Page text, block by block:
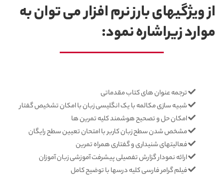
از ویژگیهای بارز نرم افزار می توان به
موارد زیراشاره نمود:
ترجمه عنوان های کتاب مقدماتی
شبیه سازی مکالمه با یک انگلیسی زبان با امکان تشخیص گفتار
امکان حل و تصحیح هوشمند کلیه تمرین ها
مشخص شدن سطح زبان کاربر با امتحان تعیین سطح رایگان
فعالیتهای شنیداری و گفتاری همراه تمرین
ارائه نمودار گزارش تفصیلی پیشرفت آموزشی زبان آموزان
فیلم گرامر فارسی کلیه درسها با توضیح کامل